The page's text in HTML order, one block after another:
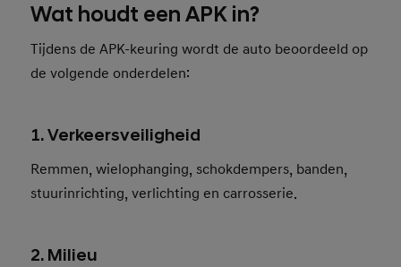
Wat houdt een APK in?
Tijdens de APK-keuring wordt de auto beoordeeld op
de volgende onderdelen:
1. Verkeersveiligheid
Remmen, wielophanging, schokdempers, banden,
stuurinrichting, verlichting en carrosserie.
2. Milieu